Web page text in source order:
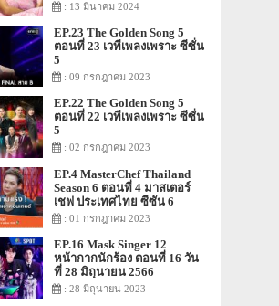
: 13 มีนาคม 2024
EP.23 The Golden Song 5
ตอนที่ 23 เวทีเพลงเพราะ ซีซั่น
5
: 09 กรกฎาคม 2023
EP.22 The Golden Song 5
ตอนที่ 22 เวทีเพลงเพราะ ซีซั่น
5
: 02 กรกฎาคม 2023
EP.4 MasterChef Thailand
Season 6 ตอนที่ 4 มาสเตอร์
เชฟ ประเทศไทย ซีซัน 6
: 01 กรกฎาคม 2023
EP.16 Mask Singer 12
หน้ากากนักร้อง ตอนที่ 16 วัน
ที่ 28 มิถุนายน 2566
: 28 มิถุนายน 2023